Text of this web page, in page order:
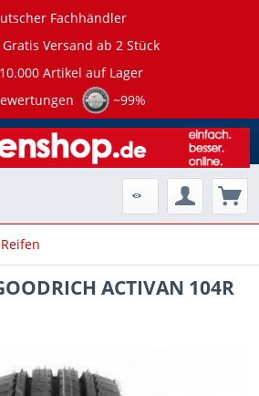
Fachhändler
Gratis Versand ab 2 Stück
Artikel auf Lager
~99%
ACTIVAN 104R